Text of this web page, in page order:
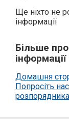
Ще ніхто не
інформації
Більше
інформації
Домашня
Попросіть
розпорядника